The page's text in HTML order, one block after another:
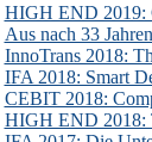
HIGH END 2019:
Aus nach 33
InnoTrans 2018:
IFA 2018: Smart
CEBIT 2018:
HIGH END 2018: